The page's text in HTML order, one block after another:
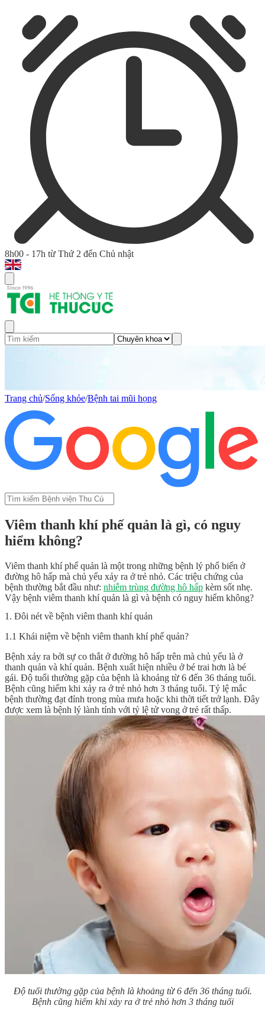
8h00 - 17h từ Thứ 2 đến Chủ nhật
Trang chủ/Sống khỏe/Bệnh tai mũi họng
Viêm thanh khí phế quản là gì, có nguy
hiểm không?
Viêm thanh khí phế quản là một trong những bệnh lý phổ biến ở
đường hô hấp mà chủ yếu xảy ra ở trẻ nhỏ. Các triệu chứng của
bệnh thường bắt đầu như: nhiễm trùng đường hô hấp kèm sốt nhẹ.
Vậy bệnh viêm thanh khí quản là gì và bệnh có nguy hiểm không?
1. Đôi nét về bệnh viêm thanh khí quản
1.1 Khái niệm về bệnh viêm thanh khí phế quản?
Bệnh xảy ra bởi sự co thắt ở đường hô hấp trên mà chủ yếu là ở
thanh quản và khí quản. Bệnh xuất hiện nhiều ở bé trai hơn là bé
gái. Độ tuổi thường gặp của bệnh là khoảng từ 6 đến 36 tháng tuổi.
Bệnh cũng hiếm khi xảy ra ở trẻ nhỏ hơn 3 tháng tuổi. Tỷ lệ mắc
bệnh thường đạt đỉnh trong mùa mưa hoặc khi thời tiết trở lạnh. Đây
được xem là bệnh lý lành tính với tỷ lệ tử vong ở trẻ rất thấp.
Độ tuổi thường gặp của bệnh là khoảng từ 6 đến 36 tháng tuổi.
Bệnh cũng hiếm khi xảy ra ở trẻ nhỏ hơn 3 tháng tuổi